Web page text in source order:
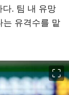
다. 팀 내 유망
는 유격수를 맡